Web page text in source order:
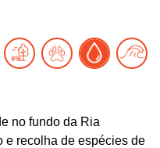
no fundo da Ria
e recolha de espécies de